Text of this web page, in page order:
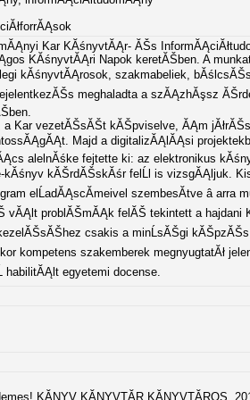
Kar KĂśnyvtĂĄr- ĂŠs
KĂśnyvtĂĄri Napok keretĂŠben. A
kĂśnyvtĂĄrosok, szakmabeliek,
meghaladta a szĂĄzhĂşsz
Kar vezetĂŠsĂŠt kĂŠpviselve, ĂĄm
Majd a digitalizĂĄlĂĄsi
alelnĂśke fejtette ki: az elektronikus
kĂŠrdĂŠskĂśr felĹl is vizsgĂĄljuk.
elĹadĂĄscĂ­meivel szembesĂ­tve â arra
vĂĄlt problĂŠmĂĄk felĂŠ tekintett a hajdani
csakis a minĹsĂŠgi
kompetens szakemberek megnyugtatĂł
habilitĂĄlt egyetemi docense.
KĂNYV KĂNYVTĂR KĂNYVTĂROS,